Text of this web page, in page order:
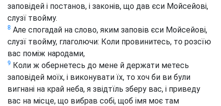
заповідей і постанов, і законів, що дав єси Мойсейові,
слузї твойму.
8 Але спогадай на слово, яким заповів єси Мойсейові,
слузї твойму, глаголючи: Коли провинитесь, то розсїю
вас поміж народами,
9 Коли ж обернетесь до мене й держати метесь
заповідей моїх, і виконувати їх, то хоч би ви були
вигнані на край неба, я звідтїль зберу вас, і приведу
вас на місце, що вибрав собі, щоб імя моє там